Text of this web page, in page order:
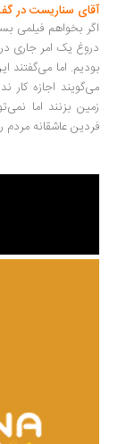
سناریست در گفت‌وگو
بخواهم فیلمی بسازم
یک امر جاری در این
اما می‌گفتند این
اجازه کار نداری،
بزنند اما
عاشقانه مردم را